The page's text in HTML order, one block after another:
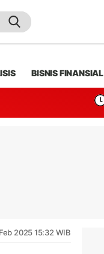
BISNIS FINANSIAL
2025 15:32 WIB